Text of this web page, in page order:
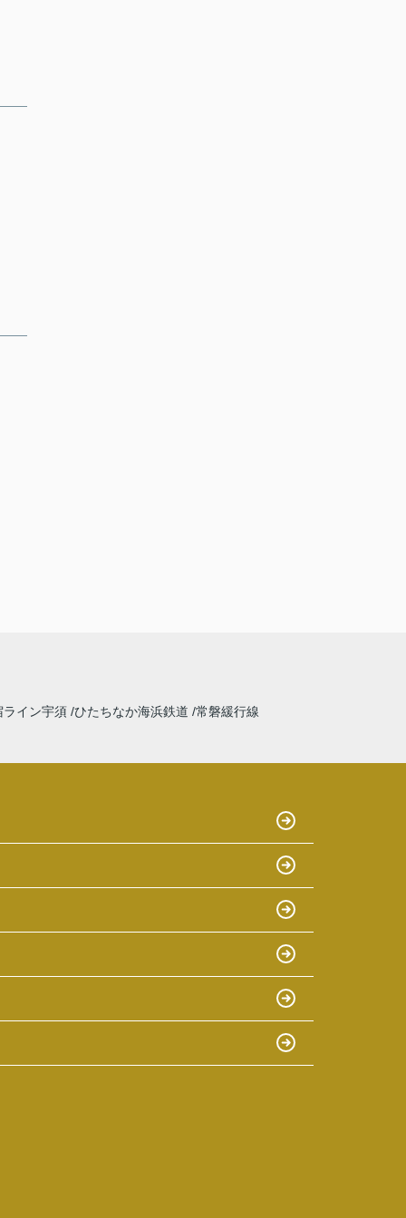
ライン宇須 ひたちなか海浜鉄道 常磐緩行線